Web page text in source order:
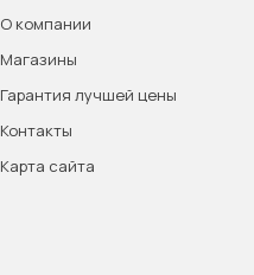
О компании
Магазины
Гарантия лучшей цены
Контакты
Карта сайта